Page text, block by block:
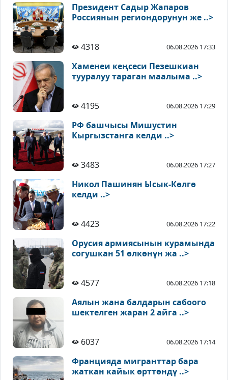
Президент Садыр Жапаров
Россиянын региондорунун же ..>
4318 06.08.2026 17:33
Хаменеи кеңсеси Пезешкиан
тууралуу тараган маалыма ..>
4195 06.08.2026 17:29
РФ башчысы Мишустин
Кыргызстанга келди ..>
3483 06.08.2026 17:27
Никол Пашинян Ысык-Көлгө
келди ..>
4423 06.08.2026 17:22
Орусия армиясынын курамында
согушкан 51 өлкөнүн жа ..>
4577 06.08.2026 17:18
Аялын жана балдарын сабоого
шектелген жаран 2 айга ..>
6037 06.08.2026 17:14
Францияда мигранттар бара
жаткан кайык өрттөндү ..>